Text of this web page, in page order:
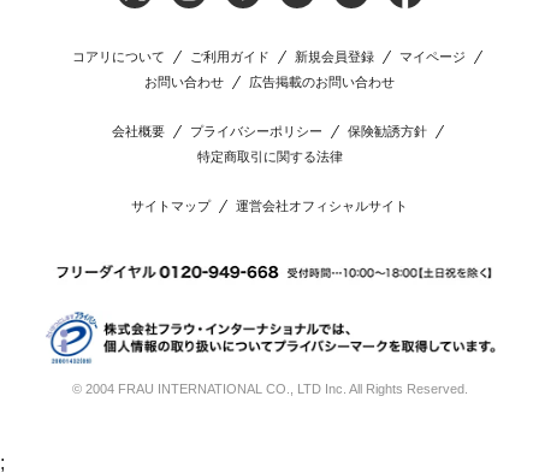
コアリについて ご利用ガイド 新規会員登録
マイページ
お問い合わせ
広告掲載のお問い合わせ
会社概要 プライバシーポリシー
保険勧誘方針
特定商取引に関する法律
サイトマップ 運営会社オフィシャルサイト
© 2004 FRAU INTERNATIONAL CO., LTD Inc. All Rights Reserved.
;